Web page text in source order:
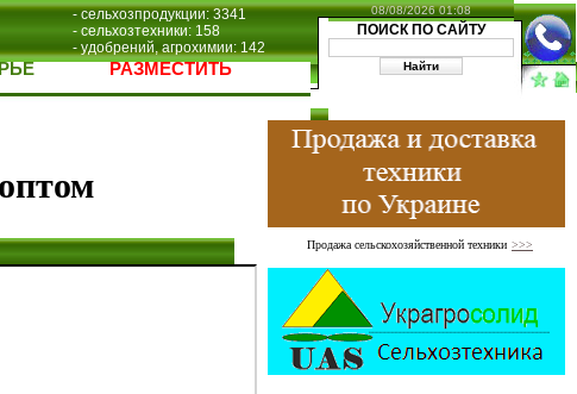
- сельхозпродукции: 3341
- сельхозтехники: 158
- удобрений, агрохимии: 142
08/08/2026 01:08
ПОИСК ПО САЙТУ
РАЗМЕСТИТЬ
Продажа сельскохозяйственной техники >>>